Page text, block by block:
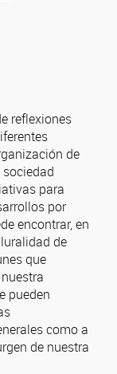
reflexiones
de
para
por
encontrar, en
de
que
pueden
como a
de nuestra